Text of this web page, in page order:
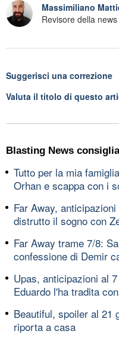
Massimiliano
Revisore della news
Suggerisci una correzione
Valuta il titolo di questo
Blasting News consiglia
Tutto per la mia
Orhan e scappa con i
Far Away,
distrutto il sogno con
Far Away trame 7/8:
confessione di Demir
Upas, anticipazioni al
Eduardo l'ha tradita
Beautiful, spoiler al 21
riporta a casa